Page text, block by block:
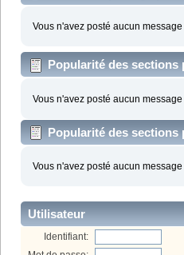
Vous n'avez posté aucun message
Popularité des sections
Vous n'avez posté aucun message
Popularité des sections
Vous n'avez posté aucun message
Utilisateur
Identifiant: